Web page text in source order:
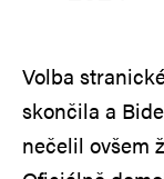
Volba
skončila a
nečelil ovšem